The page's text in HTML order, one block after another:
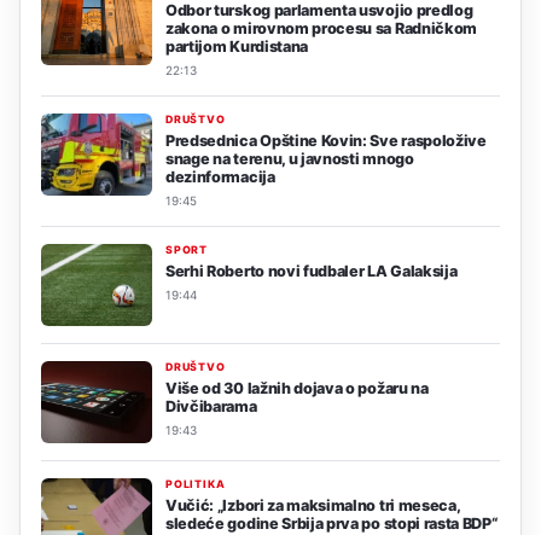
Odbor turskog parlamenta usvojio predlog
zakona o mirovnom procesu sa Radničkom
partijom Kurdistana
22:13
DRUŠTVO
Predsednica Opštine Kovin: Sve raspoložive
snage na terenu, u javnosti mnogo
dezinformacija
19:45
SPORT
Serhi Roberto novi fudbaler LA Galaksija
19:44
DRUŠTVO
Više od 30 lažnih dojava o požaru na
Divčibarama
19:43
POLITIKA
Vučić: „Izbori za maksimalno tri meseca,
sledeće godine Srbija prva po stopi rasta BDP“